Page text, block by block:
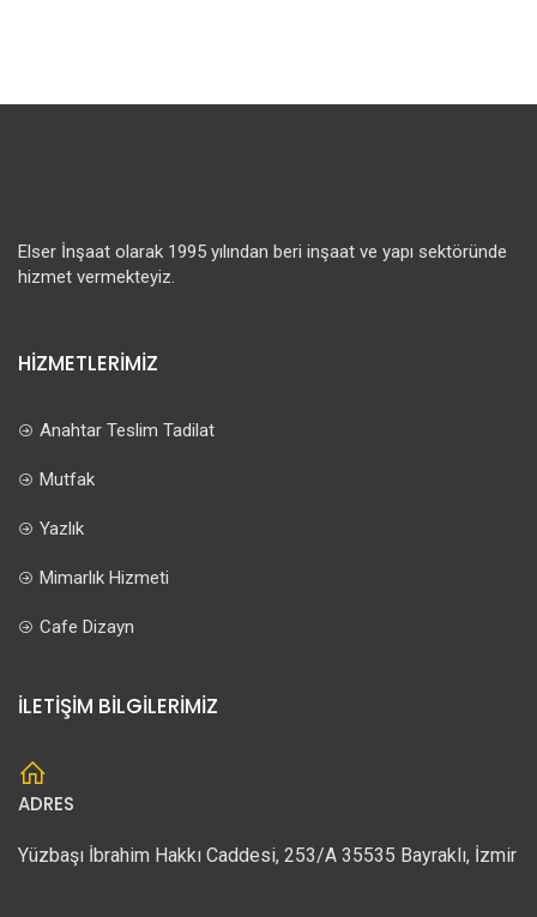
Elser İnşaat olarak 1995 yılından beri inşaat ve yapı sektöründe
hizmet vermekteyiz.
HİZMETLERİMİZ
Anahtar Teslim Tadilat
Mutfak
Yazlık
Mimarlık Hizmeti
Cafe Dizayn
İLETİŞİM BİLGİLERİMİZ
ADRES
Yüzbaşı İbrahim Hakkı Caddesi, 253/A 35535 Bayraklı, İzmir